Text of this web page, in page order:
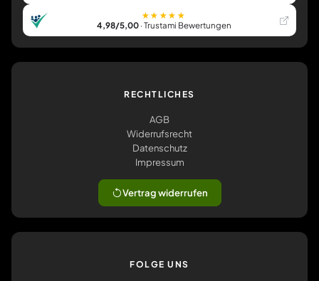
★★★★★
4,98/5,00· Trustami Bewertungen
RECHTLICHES
AGB
Widerrufsrecht
Datenschutz
Impressum
Vertrag widerrufen
FOLGE UNS